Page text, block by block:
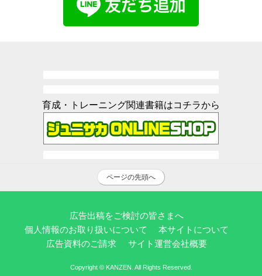
育成・トレーニング関連書籍はコチラから
ページの先頭へ
広告出稿をご検討の皆さまへ
個人情報のお取り扱いについて
本サイトについて
広告資料のご請求
サイト運営会社概要
Copyright © KANZEN. All Rights Reserved.